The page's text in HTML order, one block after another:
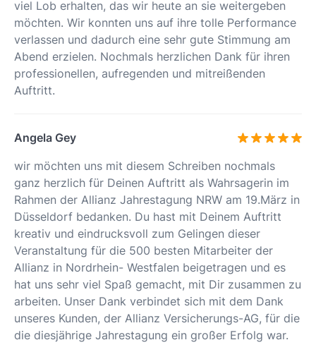
viel Lob erhalten, das wir heute an sie weitergeben
möchten. Wir konnten uns auf ihre tolle Performance
verlassen und dadurch eine sehr gute Stimmung am
Abend erzielen. Nochmals herzlichen Dank für ihren
professionellen, aufregenden und mitreißenden
Auftritt.
Angela Gey
wir möchten uns mit diesem Schreiben nochmals
ganz herzlich für Deinen Auftritt als Wahrsagerin im
Rahmen der Allianz Jahrestagung NRW am 19.März in
Düsseldorf bedanken. Du hast mit Deinem Auftritt
kreativ und eindrucksvoll zum Gelingen dieser
Veranstaltung für die 500 besten Mitarbeiter der
Allianz in Nordrhein- Westfalen beigetragen und es
hat uns sehr viel Spaß gemacht, mit Dir zusammen zu
arbeiten. Unser Dank verbindet sich mit dem Dank
unseres Kunden, der Allianz Versicherungs-AG, für die
die diesjährige Jahrestagung ein großer Erfolg war.